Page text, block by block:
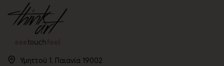
Υμηττού 1, Παιανία 19002